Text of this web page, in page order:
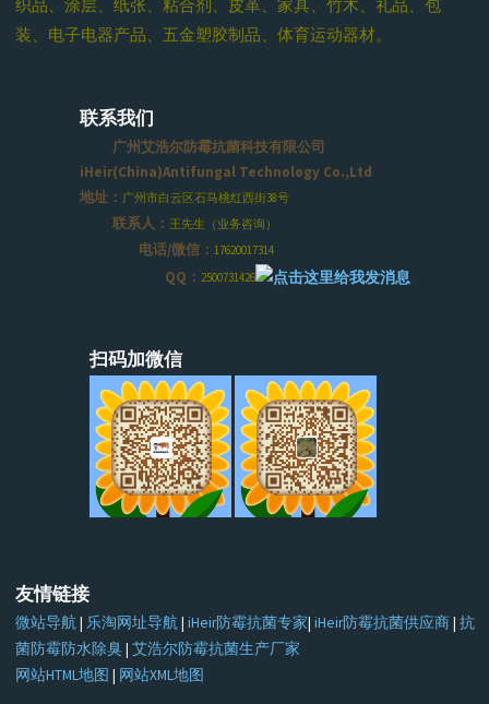
织品、涂层、纸张、粘合剂、皮革、家具、竹木、礼品、包
装、电子电器产品、五金塑胶制品、体育运动器材。
联系我们
广州艾浩尔防霉抗菌科技有限公司
iHeir(China)Antifungal Technology Co.,Ltd
地址： 广州市白云区石马桃红西街38号
联系人： 王先生（业务咨询）
电话/微信： 17620017314
QQ： 2500731426
扫码加微信
友情链接
微站导航| 乐淘网址导航| iHeir防霉抗菌专家| iHeir防霉抗菌供应商| 抗
菌防霉防水除臭| 艾浩尔防霉抗菌生产厂家
网站HTML地图 | 网站XML地图